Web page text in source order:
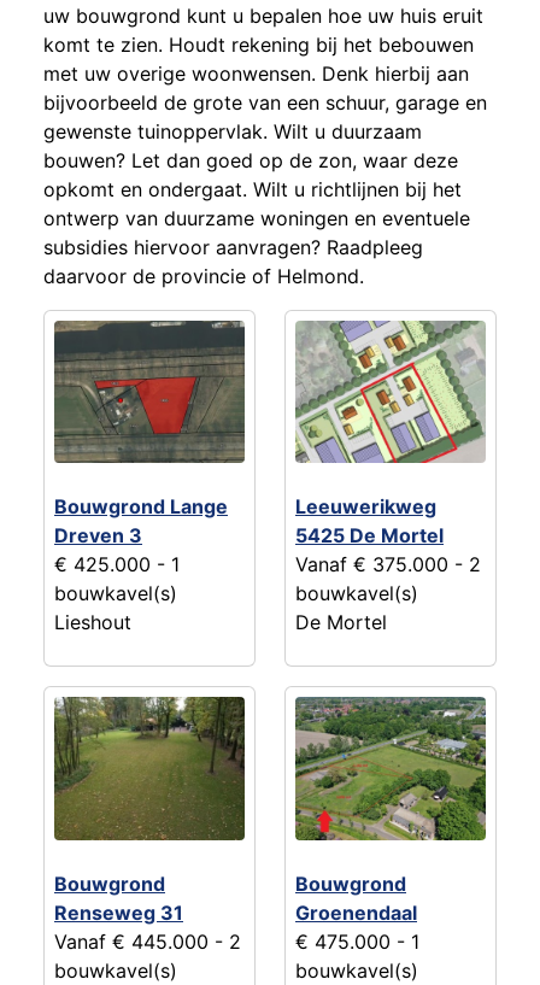
uw bouwgrond kunt u bepalen hoe uw huis eruit
komt te zien. Houdt rekening bij het bebouwen
met uw overige woonwensen. Denk hierbij aan
bijvoorbeeld de grote van een schuur, garage en
gewenste tuinoppervlak. Wilt u duurzaam
bouwen? Let dan goed op de zon, waar deze
opkomt en ondergaat. Wilt u richtlijnen bij het
ontwerp van duurzame woningen en eventuele
subsidies hiervoor aanvragen? Raadpleeg
daarvoor de provincie of Helmond.
Bouwgrond Lange
Dreven 3
€ 425.000 - 1
bouwkavel(s)
Lieshout
Leeuwerikweg
5425 De Mortel
Vanaf € 375.000 - 2
bouwkavel(s)
De Mortel
Bouwgrond
Renseweg 31
Vanaf € 445.000 - 2
bouwkavel(s)
Bouwgrond
Groenendaal
€ 475.000 - 1
bouwkavel(s)